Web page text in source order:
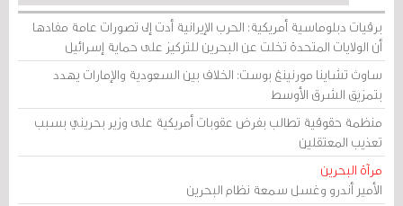
برقيات دبلوماسية أمريكية: الحرب الإيرانية أدت إلى تصورات عامة مفادها
أن الولايات المتحدة تخلت عن البحرين للتركيز على حماية إسرائيل
ساوث تشاينا مورنينغ بوست: الخلاف بين السعودية والإمارات يهدد
بتمزيق الشرق الأوسط
منظمة حقوقية تطالب بفرض عقوبات أمريكية على وزير بحريني بسبب
تعذيب المعتقلين
مرآة البحرين
الأمير أندرو وغسل سمعة نظام البحرين